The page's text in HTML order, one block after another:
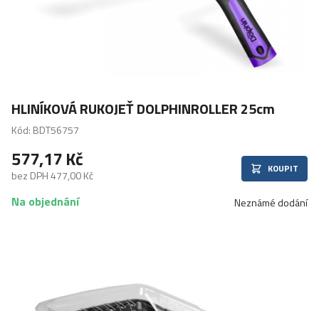
HLINÍKOVÁ RUKOJEŤ DOLPHINROLLER 25cm
Kód: BDT56757
577,17 Kč
bez DPH 477,00 Kč KOUPIT
Na objednání Neznámé dodání